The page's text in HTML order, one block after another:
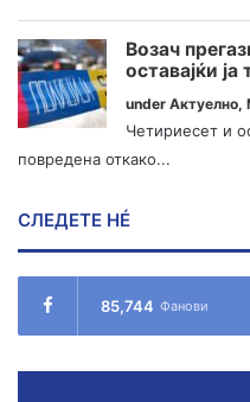
Возач
оставајќи
under Актуелно,
Четириесет и
повредена откако...
СЛЕДЕТЕ НÉ
85,744 Фанови